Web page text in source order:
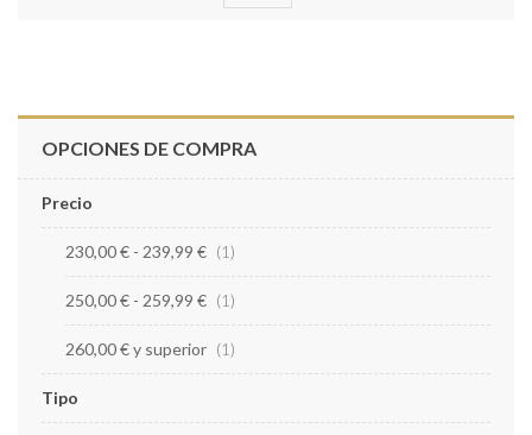
OPCIONES DE COMPRA
Precio
230,00 € - 239,99 € 1artículo
250,00 € - 259,99 € 1artículo
260,00 €y superior 1artículo
Tipo